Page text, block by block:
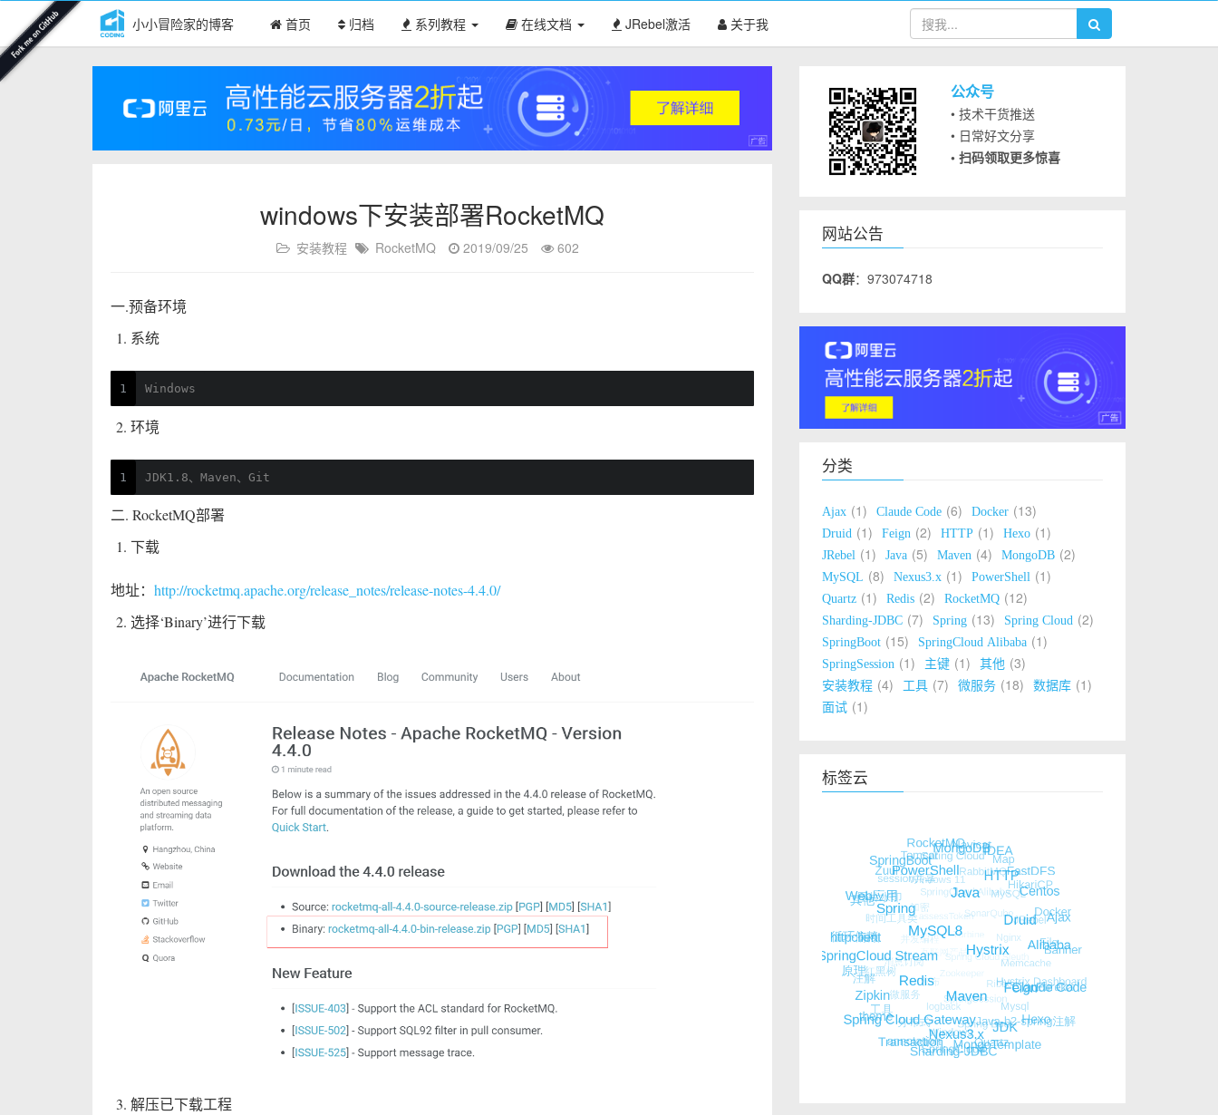
小小冒险家的博客 首页 归档 系列教程 在线文档 JRebel激活 关于我
windows下安装部署RocketMQ
安装教程 RocketMQ 2019/09/25 602
一.预备环境
系统
1 Windows
环境
1 JDK1.8、Maven、Git
二. RocketMQ部署
下载
地址： http://rocketmq.apache.org/release_notes/release-notes-4.4.0/
选择‘Binary’进行下载
解压已下载工程
公众号
• 技术干货推送
• 日常好文分享
• 扫码领取更多惊喜
网站公告
QQ群：973074718
分类
Ajax 1 Claude Code 6 Docker 13
Druid 1 Feign 2 HTTP 1 Hexo 1
JRebel 1 Java 5 Maven 4 MongoDB 2
MySQL 8 Nexus3.x 1 PowerShell 1
Quartz 1 Redis 2 RocketMQ 12
Sharding-JDBC 7 Spring 13 Spring Cloud 2
SpringBoot 15 SpringCloud Alibaba 1
SpringSession 1 主键 1 其他 3
安装教程 4 工具 7 微服务 18 数据库 1
面试 1
标签云